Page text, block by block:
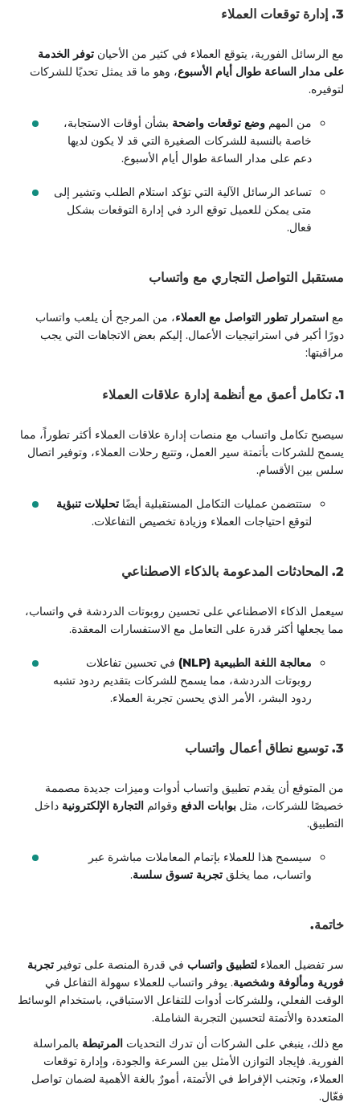
3. إدارة توقعات العملاء
مع الرسائل الفورية، يتوقع العملاء في كثير من الأحيان توفر الخدمة
على مدار الساعة طوال أيام الأسبوع، وهو ما قد يمثل تحديًا للشركات
لتوفيره.
من المهم وضع توقعات واضحة بشأن أوقات الاستجابة،
خاصة بالنسبة للشركات الصغيرة التي قد لا يكون لديها
دعم على مدار الساعة طوال أيام الأسبوع.
تساعد الرسائل الآلية التي تؤكد استلام الطلب وتشير إلى
متى يمكن للعميل توقع الرد في إدارة التوقعات بشكل
فعال.
مستقبل التواصل التجاري مع واتساب
مع استمرار تطور التواصل مع العملاء، من المرجح أن يلعب واتساب
دورًا أكبر في استراتيجيات الأعمال. إليكم بعض الاتجاهات التي يجب
مراقبتها:
1. تكامل أعمق مع أنظمة إدارة علاقات العملاء
سيصبح تكامل واتساب مع منصات إدارة علاقات العملاء أكثر تطوراً، مما
يسمح للشركات بأتمتة سير العمل، وتتبع رحلات العملاء، وتوفير اتصال
سلس بين الأقسام.
ستتضمن عمليات التكامل المستقبلية أيضًا تحليلات تنبؤية
لتوقع احتياجات العملاء وزيادة تخصيص التفاعلات.
2. المحادثات المدعومة بالذكاء الاصطناعي
سيعمل الذكاء الاصطناعي على تحسين روبوتات الدردشة في واتساب،
مما يجعلها أكثر قدرة على التعامل مع الاستفسارات المعقدة.
معالجة اللغة الطبيعية (NLP)
في تحسين تفاعلات
روبوتات الدردشة، مما يسمح للشركات بتقديم ردود تشبه
ردود البشر، الأمر الذي يحسن تجربة العملاء.
3. توسيع نطاق أعمال واتساب
من المتوقع أن يقدم تطبيق واتساب أدوات وميزات جديدة مصممة
خصيصًا للشركات، مثل بوابات الدفع وقوائم التجارة الإلكترونية داخل
التطبيق.
سيسمح هذا للعملاء بإتمام المعاملات مباشرة عبر
واتساب، مما يخلق تجربة تسوق سلسة.
خاتمة.
سر تفضيل العملاء لتطبيق واتساب في قدرة المنصة على توفير تجربة
فورية ومألوفة وشخصية. يوفر واتساب للعملاء سهولة التفاعل في
الوقت الفعلي، وللشركات أدوات للتفاعل الاستباقي، باستخدام الوسائط
المتعددة والأتمتة لتحسين التجربة الشاملة.
مع ذلك، ينبغي على الشركات أن تدرك التحديات المرتبطة بالمراسلة
الفورية. فإيجاد التوازن الأمثل بين السرعة والجودة، وإدارة توقعات
العملاء، وتجنب الإفراط في الأتمتة، أمورٌ بالغة الأهمية لضمان تواصل
فعّال.